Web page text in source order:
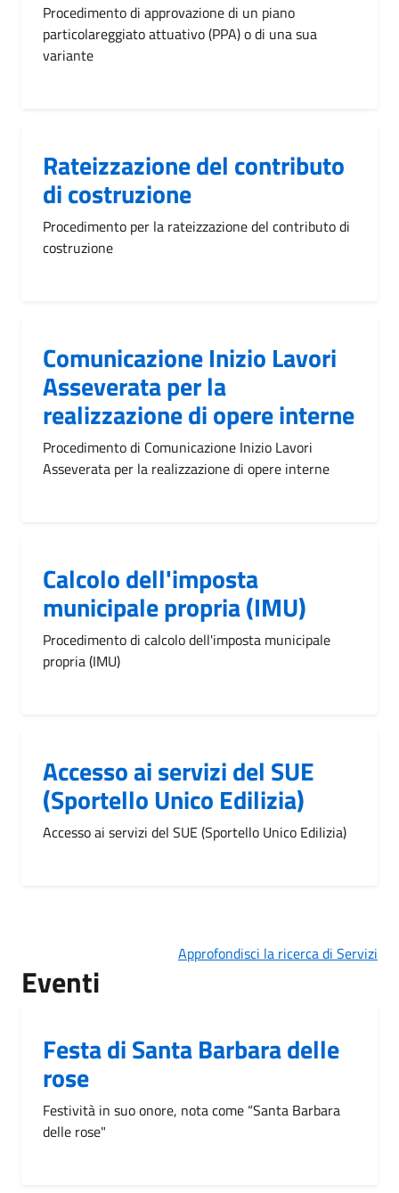
Procedimento di approvazione di un piano
particolareggiato attuativo (PPA) o di una sua
variante
Rateizzazione del contributo
di costruzione
Procedimento per la rateizzazione del contributo di
costruzione
Comunicazione Inizio Lavori
Asseverata per la
realizzazione di opere interne
Procedimento di Comunicazione Inizio Lavori
Asseverata per la realizzazione di opere interne
Calcolo dell'imposta
municipale propria (IMU)
Procedimento di calcolo dell'imposta municipale
propria (IMU)
Accesso ai servizi del SUE
(Sportello Unico Edilizia)
Accesso ai servizi del SUE (Sportello Unico Edilizia)
Approfondisci la ricerca di Servizi
Eventi
Festa di Santa Barbara delle
rose
Festività in suo onore, nota come “Santa Barbara
delle rose"